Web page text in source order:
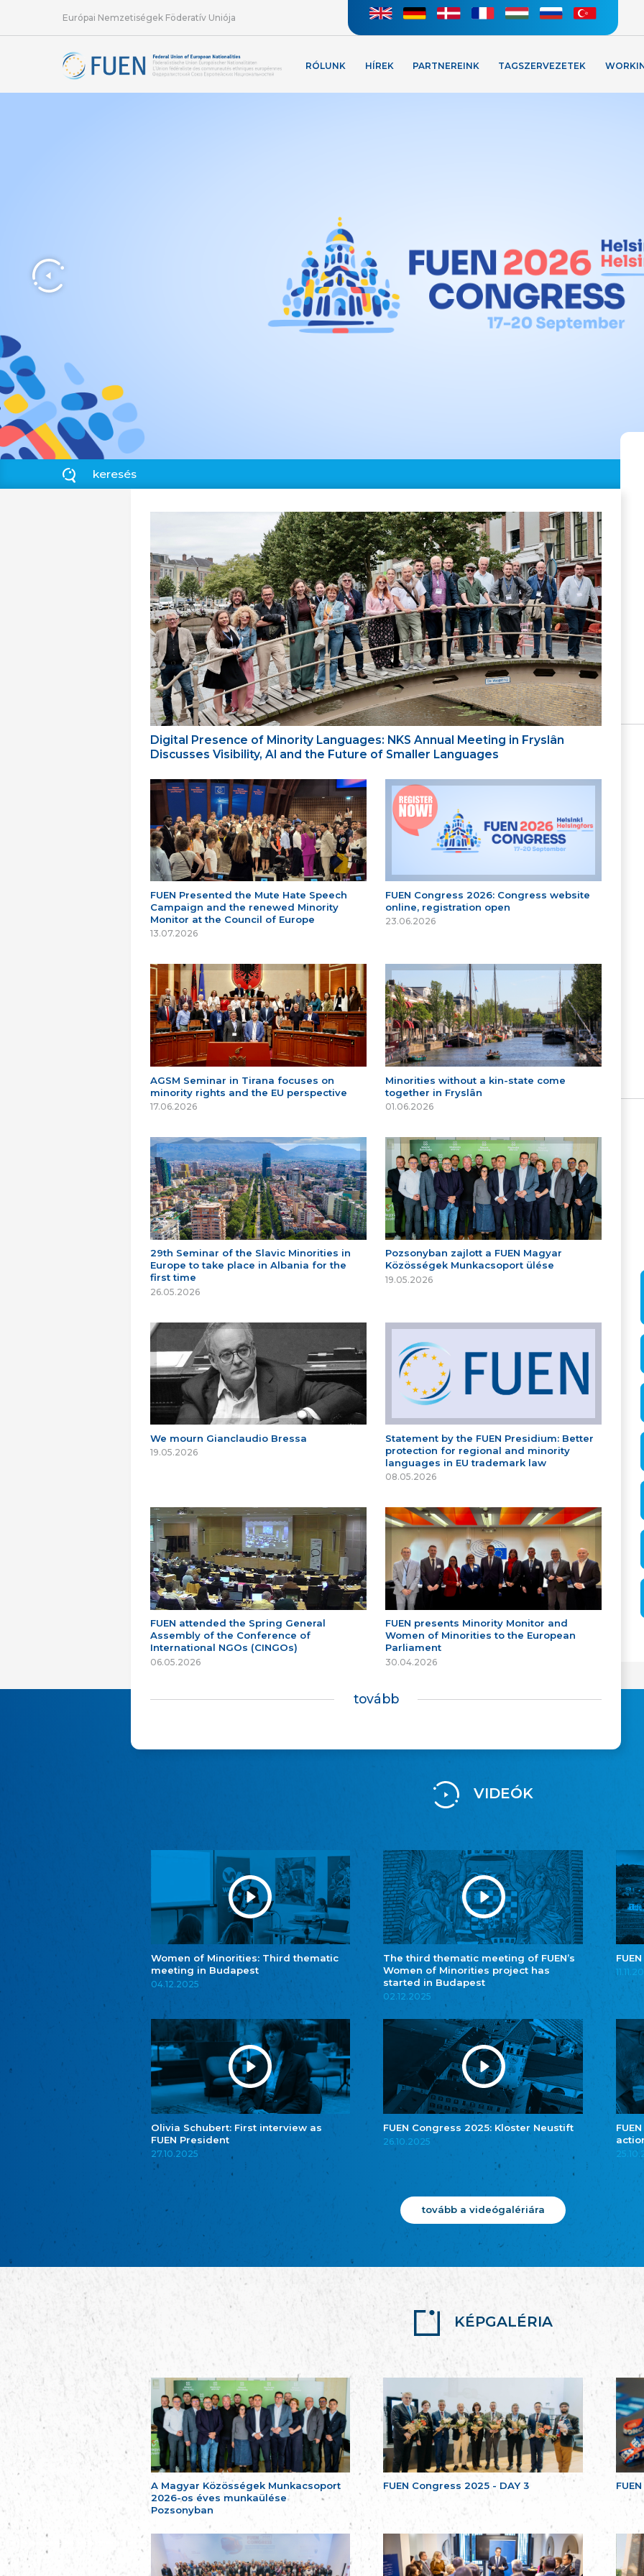
Európai Nemzetiségek Föderatív Uniója
RÓLUNK HÍREK PARTNEREINK TAGSZERVEZETEK
Digital Presence of Minority Languages: NKS Annual Meeting in Fryslân
Discusses Visibility, AI and the Future of Smaller Languages
FUEN Presented the Mute Hate Speech
Campaign and the renewed Minority
Monitor at the Council of Europe
13.07.2026
FUEN Congress 2026: Congress website
online, registration open
23.06.2026
AGSM Seminar in Tirana focuses on
minority rights and the EU perspective
17.06.2026
Minorities without a kin-state come
together in Fryslân
01.06.2026
29th Seminar of the Slavic Minorities in
Europe to take place in Albania for the
first time
26.05.2026
Pozsonyban zajlott a FUEN Magyar
Közösségek Munkacsoport ülése
19.05.2026
We mourn Gianclaudio Bressa
19.05.2026
Statement by the FUEN Presidium: Better
protection for regional and minority
languages in EU trademark law
08.05.2026
FUEN attended the Spring General
Assembly of the Conference of
International NGOs (CINGOs)
06.05.2026
FUEN presents Minority Monitor and
Women of Minorities to the European
Parliament
30.04.2026
tovább
VIDEÓK
Women of Minorities: Third thematic
meeting in Budapest
04.12.2025
The third thematic meeting of FUEN’s
Women of Minorities project has
started in Budapest
02.12.2025
Olivia Schubert: First interview as
FUEN President
27.10.2025
FUEN Congress 2025: Kloster Neustift
26.10.2025
tovább a videógalériára
KÉPGALÉRIA
A Magyar Közösségek Munkacsoport
2026-os éves munkaülése
Pozsonyban
FUEN Congress 2025 - DAY 3